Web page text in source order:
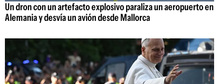
Un dron con un artefacto explosivo paraliza un aeropuerto en
Alemania y desvía un avión desde Mallorca